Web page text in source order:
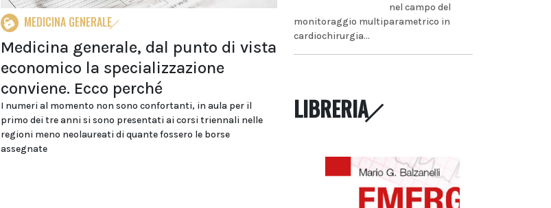
MEDICINA GENERALE
Medicina generale, dal punto di vista
economico la specializzazione
conviene. Ecco perché
I numeri al momento non sono confortanti, in aula per il
primo dei tre anni si sono presentati ai corsi triennali nelle
regioni meno neolaureati di quante fossero le borse
assegnate
nel campo del
monitoraggio multiparametrico in
cardiochirurgia...
LIBRERIA